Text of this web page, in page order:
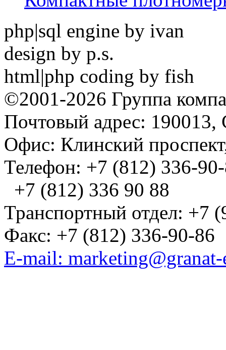
php|sql engine by ivan
design by p.s.
html|php coding by fish
©2001-2026 Группа
Почтовый адрес: 190013,
Офис: Клинский
Телефон: +7 (812) 336-
+7 (812) 336 90 88
Транспортный отдел: +7
Факс: +7 (812) 336-90-86
E-mail: